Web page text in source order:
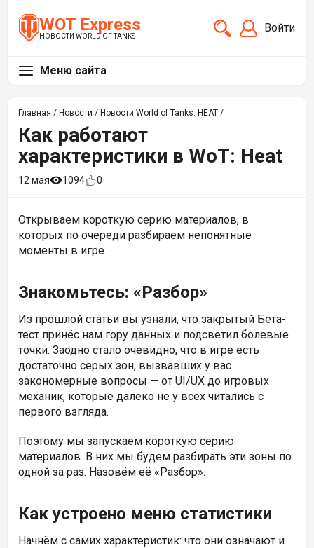
WOT Express
НОВОСТИ WORLD OF TANKS
Войти
Меню сайта
Главная / Новости / Новости World of Tanks: HEAT /
Как работают
характеристики в WoT: Heat
12 мая 1094 0
Открываем короткую серию материалов, в
которых по очереди разбираем непонятные
моменты в игре.
Знакомьтесь: «Разбор»
Из прошлой статьи вы узнали, что закрытый Бета-
тест принёс нам гору данных и подсветил болевые
точки. Заодно стало очевидно, что в игре есть
достаточно серых зон, вызвавших у вас
закономерные вопросы — от UI/UX до игровых
механик, которые далеко не у всех читались с
первого взгляда.
Поэтому мы запускаем короткую серию
материалов. В них мы будем разбирать эти зоны по
одной за раз. Назовём её «Разбор».
Как устроено меню статистики
Начнём с самих характеристик: что они означают и